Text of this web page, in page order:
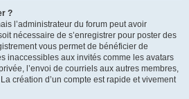
?
l’administrateur du forum peut avoir
nécessaire de s’enregistrer pour poster des
vous permet de bénéficier de
inaccessibles aux invités comme les avatars
l’envoi de courriels aux autres membres,
création d’un compte est rapide et vivement